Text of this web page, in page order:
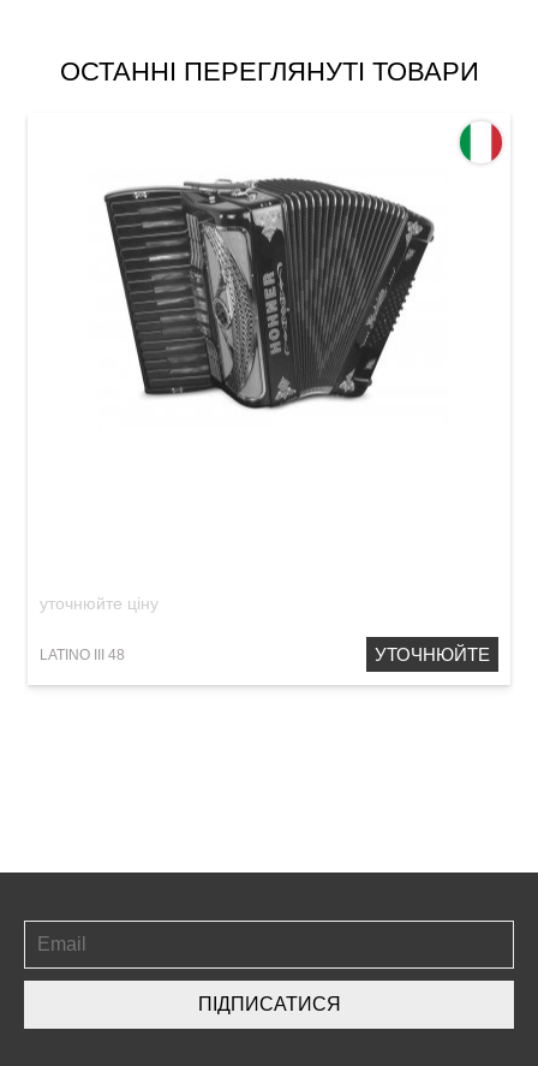
ОСТАННІ ПЕРЕГЛЯНУТІ ТОВАРИ
уточнюйте ціну
LATINO III 48 УТОЧНЮЙТЕ
ПІДПИСАТИСЯ